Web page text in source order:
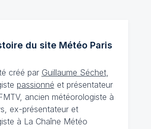
du site MétéoParis
créé par Guillaume Séchet,
passionné et présentateur
ancien météorologiste à
ex-présentateur et
à La Chaîne Météo